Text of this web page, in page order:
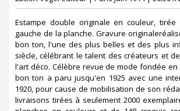
‎Estampe double originale en couleur,
gauche de la planche. Gravure
bon ton, l'une des plus belles et des plus
siècle, célébrant le talent des créateurs et
l'art déco. Célèbre revue de mode fondée en
bon ton a paru jusqu'en 1925 avec une
1920, pour cause de mobilisation de son
livraisons tirées à seulement 2000